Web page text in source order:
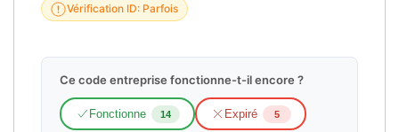
Vérification ID: Parfois
Ce code entreprise fonctionne-t-il encore ?
Fonctionne 14 Expiré 5